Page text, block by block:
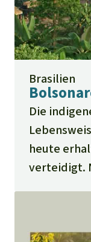
Brasilien
Die
heute
verteidigt.